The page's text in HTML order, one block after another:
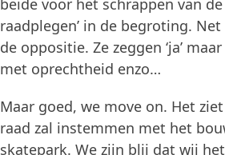
beide voor het schrappen van
raadplegen’ in de begroting.
de oppositie. Ze zeggen ‘ja’
met oprechtheid enzo…
Maar goed, we move on. Het
raad zal instemmen met het
skatepark. We zijn blij dat wij